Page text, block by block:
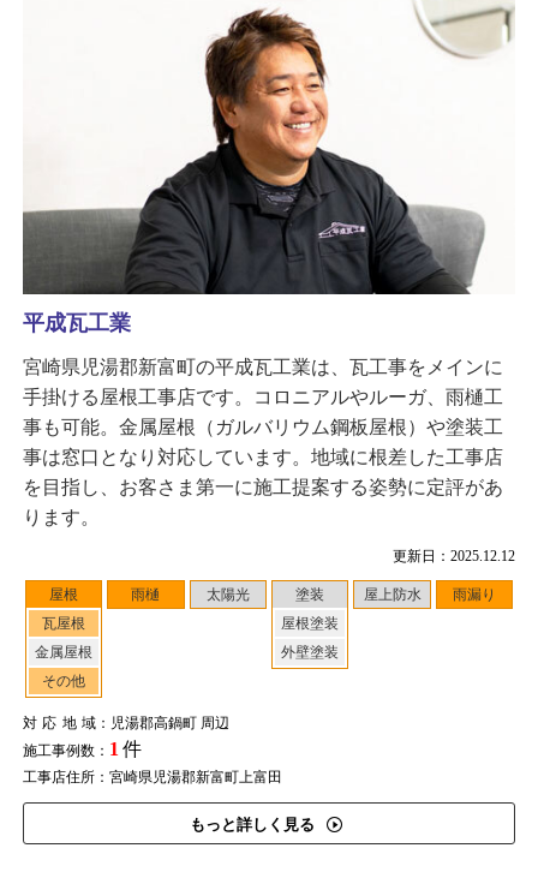
更新日：2025.12.12
屋根
瓦屋根
金属屋根
その他
雨樋 太陽光
塗装
屋根塗装
外壁塗装
屋上防水 雨漏り
対応地域：児湯郡高鍋町 周辺
施工事例数： 1 件
工事店住所：宮崎県児湯郡新富町上富田
もっと詳しく見る
平成瓦工業
宮崎県児湯郡新富町の平成瓦工業は、瓦工事をメインに
手掛ける屋根工事店です。コロニアルやルーガ、雨樋工
事も可能。金属屋根（ガルバリウム鋼板屋根）や塗装工
事は窓口となり対応しています。地域に根差した工事店
を目指し、お客さま第一に施工提案する姿勢に定評があ
ります。